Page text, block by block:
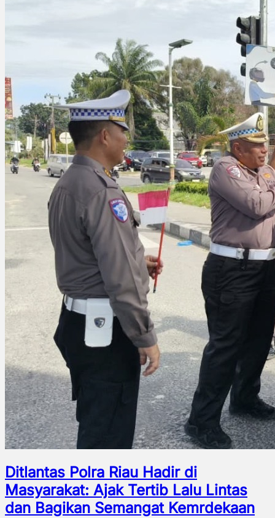
Ditlantas Polra Riau Hadir di
Masyarakat: Ajak Tertib Lalu Lintas
dan Bagikan Semangat Kemrdekaan